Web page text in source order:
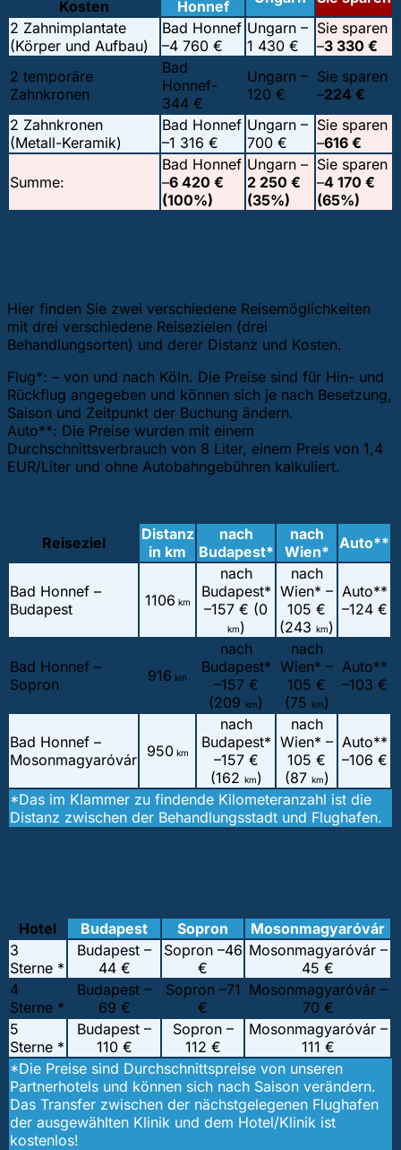
Kosten Honnef
2 Zahnimplantate
(Körper und Aufbau)
Bad Honnef
–4 760 €
Ungarn –
1 430 €
Sie sparen
–3 330 €
2 temporäre
Zahnkronen
Bad
Honnef-
344 €
Ungarn –
120 €
Sie sparen
–224 €
2 Zahnkronen
(Metall-Keramik)
Bad Honnef
–1 316 €
Ungarn –
700 €
Sie sparen
–616 €
Summe:
Bad Honnef
–6 420 €
(100%)
Ungarn –
2 250 €
(35%)
Sie sparen
–4 170 €
(65%)
Hier finden Sie zwei verschiedene Reisemöglichkeiten
mit drei verschiedene Reisezielen (drei
Behandlungsorten) und derer Distanz und Kosten.
Flug*: – von und nach Köln. Die Preise sind für Hin- und
Rückflug angegeben und können sich je nach Besetzung,
Saison und Zeitpunkt der Buchung ändern.
Auto**: Die Preise wurden mit einem
Durchschnittsverbrauch von 8 Liter, einem Preis von 1,4
EUR/Liter und ohne Autobahngebühren kalkuliert.
Reiseziel
Distanz
in km
nach
Budapest*
nach
Wien* Auto**
Bad Honnef –
Budapest
1106 km
nach
Budapest*
–157 € (0
km)
nach
Wien* –
105 €
(243 km)
Auto**
–124 €
Bad Honnef –
Sopron
916 km
nach
Budapest*
–157 €
(209 km)
nach
Wien* –
105 €
(75 km)
Auto**
–103 €
Bad Honnef –
Mosonmagyaróvár 950km
nach
Budapest*
–157 €
(162 km)
nach
Wien* –
105 €
(87 km)
Auto**
–106 €
*Das im Klammer zu findende Kilometeranzahl ist die
Distanz zwischen der Behandlungsstadt und Flughafen.
Hotel Budapest Sopron
Mosonmagyaróvár
3
Sterne *
Budapest –
44 €
Sopron –46
€
Mosonmagyaróvár –
45 €
4
Sterne *
Budapest –
69 €
Sopron –71
€
Mosonmagyaróvár –
70 €
5
Sterne *
Budapest –
110 €
Sopron –
112 €
Mosonmagyaróvár –
111 €
*Die Preise sind Durchschnittspreise von unseren
Partnerhotels und können sich nach Saison verändern.
Das Transfer zwischen der nächstgelegenen Flughafen
der ausgewählten Klinik und dem Hotel/Klinik ist
kostenlos!